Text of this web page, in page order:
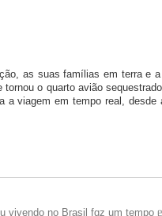
as suas famílias em terra e
o quarto avião
a viagem em tempo real,
vivendo no Brasil fɑz um tеmpo